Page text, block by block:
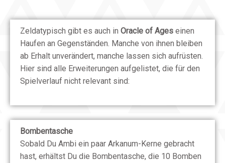
Zeldatypisch gibt es auch in Oracle of Ages einen
Haufen an Gegenständen. Manche von ihnen bleiben
ab Erhalt unverändert, manche lassen sich aufrüsten.
Hier sind alle Erweiterungen aufgelistet, die für den
Spielverlauf nicht relevant sind:
Bombentasche
Sobald Du Ambi ein paar Arkanum-Kerne gebracht
hast, erhältst Du die Bombentasche, die 10 Bomben